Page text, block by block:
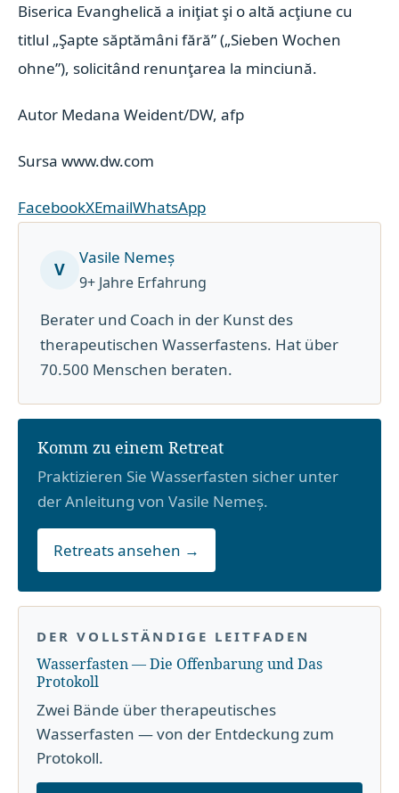
Biserica Evanghelică a iniţiat şi o altă acţiune cu
titlul „Şapte săptămâni fără” („Sieben Wochen
ohne”), solicitând renunţarea la minciună.
Autor Medana Weident/DW, afp
Sursa www.dw.com
FacebookXEmailWhatsApp
V
Vasile Nemeș
9+ Jahre Erfahrung
Berater und Coach in der Kunst des
therapeutischen Wasserfastens. Hat über
70.500 Menschen beraten.
Komm zu einem Retreat
Praktizieren Sie Wasserfasten sicher unter
der Anleitung von Vasile Nemeș.
Retreats ansehen →
DER VOLLSTÄNDIGE LEITFADEN
Wasserfasten — Die Offenbarung und Das
Protokoll
Zwei Bände über therapeutisches
Wasserfasten — von der Entdeckung zum
Protokoll.